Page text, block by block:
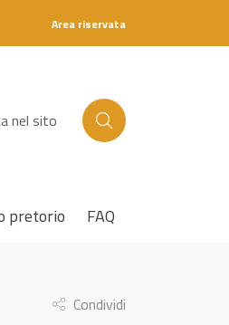
Area riservata
pretorio FAQ
Condividi